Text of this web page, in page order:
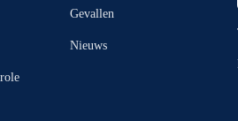
Gevallen
Nieuws